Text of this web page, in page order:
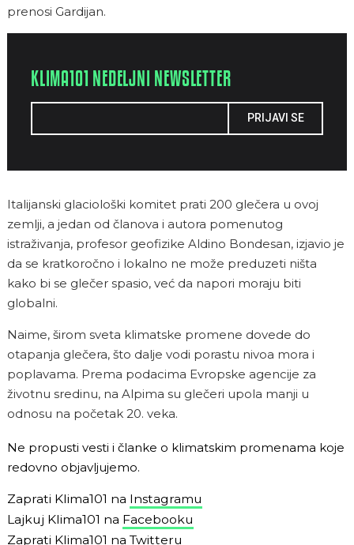
prenosi Gardijan.
KLIMA101 NEDELJNI NEWSLETTER
PRIJAVI SE
Italijanski glaciološki komitet prati 200 glečera u ovoj
zemlji, a jedan od članova i autora pomenutog
istraživanja, profesor geofizike Aldino Bondesan, izjavio je
da se kratkoročno i lokalno ne može preduzeti ništa
kako bi se glečer spasio, već da napori moraju biti
globalni.
Naime, širom sveta klimatske promene dovede do
otapanja glečera, što dalje vodi porastu nivoa mora i
poplavama. Prema podacima Evropske agencije za
životnu sredinu, na Alpima su glečeri upola manji u
odnosu na početak 20. veka.
Ne propusti vesti i članke o klimatskim promenama koje
redovno objavljujemo.
Zaprati Klima101 na Instagramu
Lajkuj Klima101 na Facebooku
Zaprati Klima101 na Twitteru